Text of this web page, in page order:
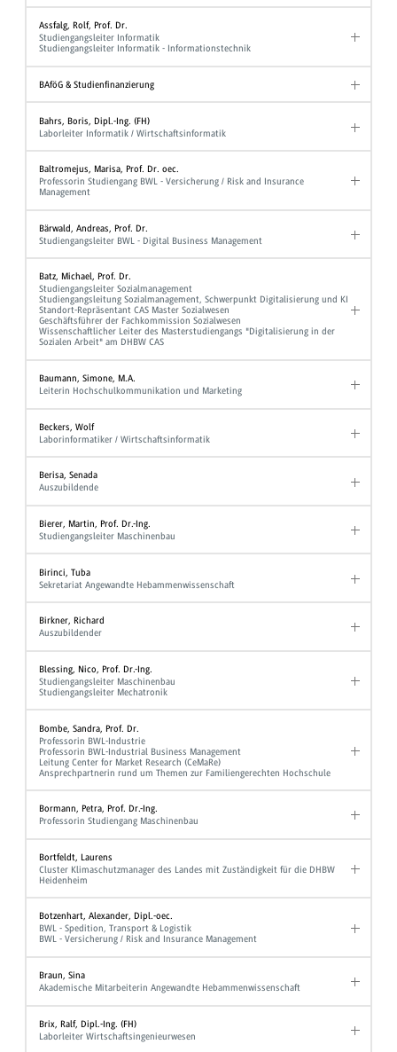
Assfalg, Rolf, Prof. Dr.
Studiengangsleiter Informatik
Studiengangsleiter Informatik - Informationstechnik
BAföG & Studienfinanzierung
Bahrs, Boris, Dipl.-Ing. (FH)
Laborleiter Informatik / Wirtschaftsinformatik
Baltromejus, Marisa, Prof. Dr. oec.
Professorin Studiengang BWL - Versicherung / Risk and Insurance
Management
Bärwald, Andreas, Prof. Dr.
Studiengangsleiter BWL - Digital Business Management
Batz, Michael, Prof. Dr.
Studiengangsleiter Sozialmanagement
Studiengangsleitung Sozialmanagement, Schwerpunkt Digitalisierung und KI
Standort-Repräsentant CAS Master Sozialwesen
Geschäftsführer der Fachkommission Sozialwesen
Wissenschaftlicher Leiter des Masterstudiengangs "Digitalisierung in der
Sozialen Arbeit" am DHBW CAS
Baumann, Simone, M.A.
Leiterin Hochschulkommunikation und Marketing
Beckers, Wolf
Laborinformatiker / Wirtschaftsinformatik
Berisa, Senada
Auszubildende
Bierer, Martin, Prof. Dr.-Ing.
Studiengangsleiter Maschinenbau
Birinci, Tuba
Sekretariat Angewandte Hebammenwissenschaft
Birkner, Richard
Auszubildender
Blessing, Nico, Prof. Dr.-Ing.
Studiengangsleiter Maschinenbau
Studiengangsleiter Mechatronik
Bombe, Sandra, Prof. Dr.
Professorin BWL-Industrie
Professorin BWL-Industrial Business Management
Leitung Center for Market Research (CeMaRe)
Ansprechpartnerin rund um Themen zur Familiengerechten Hochschule
Bormann, Petra, Prof. Dr.-Ing.
Professorin Studiengang Maschinenbau
Bortfeldt, Laurens
Cluster Klimaschutzmanager des Landes mit Zuständigkeit für die DHBW
Heidenheim
Botzenhart, Alexander, Dipl.-oec.
BWL - Spedition, Transport & Logistik
BWL - Versicherung / Risk and Insurance Management
Braun, Sina
Akademische Mitarbeiterin Angewandte Hebammenwissenschaft
Brix, Ralf, Dipl.-Ing. (FH)
Laborleiter Wirtschaftsingenieurwesen